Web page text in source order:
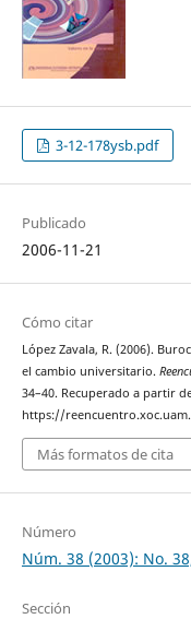
3-12-178ysb.pdf
Publicado
2006-11-21
Cómo citar
López Zavala, R. (2006).
el cambio universitario.
34–40. Recuperado a partir
https://
Más formatos de cita
Número
Núm. 38 (2003): No.
Sección